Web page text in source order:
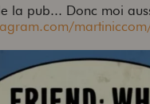
la pub... Donc moi